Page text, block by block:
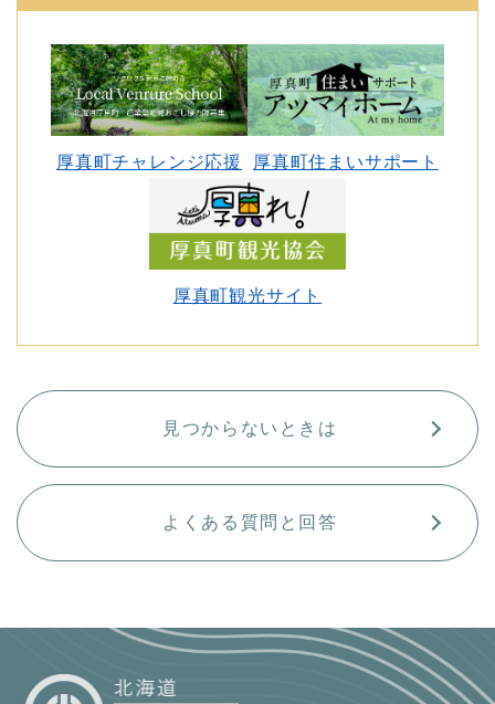
厚真町チャレンジ応援 厚真町住まいサポート
厚真町観光サイト
見つからないときは
よくある質問と回答